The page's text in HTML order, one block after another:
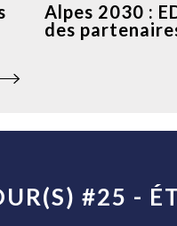
Alpes 2030 :
des
#25 -